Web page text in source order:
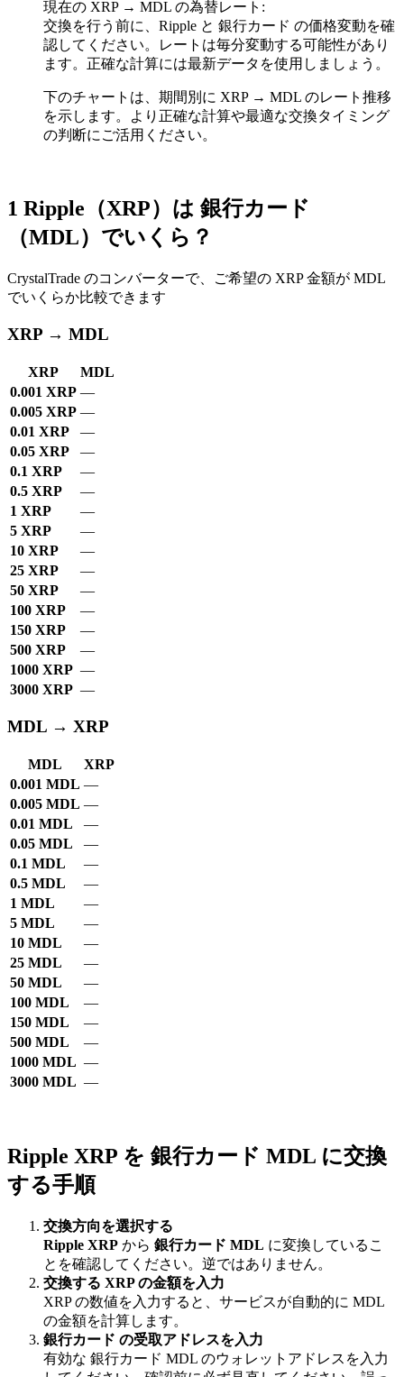
現在の XRP → MDL の為替レート:
交換を行う前に、Ripple と 銀行カード の価格変動を確
認してください。レートは毎分変動する可能性があり
ます。正確な計算には最新データを使用しましょう。
下のチャートは、期間別に XRP → MDL のレート推移
を示します。より正確な計算や最適な交換タイミング
の判断にご活用ください。
1 Ripple（XRP）は 銀行カード
（MDL）でいくら？
CrystalTrade のコンバーターで、ご希望の XRP 金額が MDL
でいくらか比較できます
XRP → MDL
XRP
MDL
0.001 XRP —
0.005 XRP —
0.01 XRP
—
0.05 XRP
—
0.1 XRP
—
0.5 XRP
—
1 XRP
—
5 XRP
—
10 XRP
—
25 XRP
—
50 XRP
—
100 XRP
—
150 XRP
—
500 XRP
—
1000 XRP —
3000 XRP —
MDL → XRP
MDL
XRP
0.001 MDL —
0.005 MDL —
0.01 MDL
—
0.05 MDL
—
0.1 MDL
—
0.5 MDL
—
1 MDL
—
5 MDL
—
10 MDL
—
25 MDL
—
50 MDL
—
100 MDL
—
150 MDL
—
500 MDL
—
1000 MDL —
3000 MDL —
Ripple XRP を 銀行カード MDL に交換
する手順
交換方向を選択する
Ripple XRP から 銀行カード MDL に変換しているこ
とを確認してください。逆ではありません。
交換する XRP の金額を入力
XRP の数値を入力すると、サービスが自動的に MDL
の金額を計算します。
銀行カード の受取アドレスを入力
有効な 銀行カード MDL のウォレットアドレスを入力